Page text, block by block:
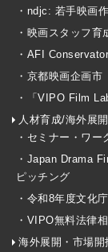
・ndjc: 若手映画
・映画スタッフ育
・AFI
・京都映画企画市
・「VIPO Film
人材育成/海外展
・セミナー・ワー
・Japan Drama
ピッチング
・令和8年度文化
・VIPO無料法律
海外展開・市場開